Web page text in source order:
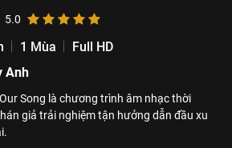
5.0
1 Mùa
Full HD
Anh
Song là chương trình âm nhạc thời
giả trải nghiệm tận hưởng dẫn đầu xu